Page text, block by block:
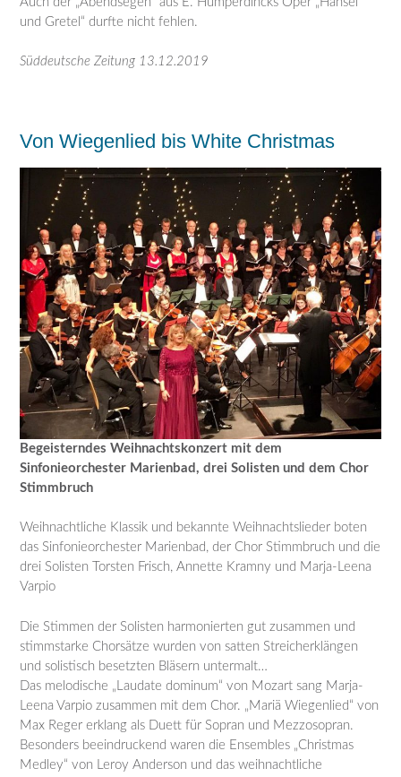
und Gretel“ durfte nicht fehlen.
Süddeutsche Zeitung 13.12.2019
Von Wiegenlied bis White Christmas
Begeisterndes Weihnachtskonzert mit dem
Sinfonieorchester Marienbad, drei Solisten und dem Chor
Stimmbruch
Weihnachtliche Klassik und bekannte Weihnachtslieder boten
das Sinfonieorchester Marienbad, der Chor Stimmbruch und die
drei Solisten Torsten Frisch, Annette Kramny und Marja-Leena
Varpio
Die Stimmen der Solisten harmonierten gut zusammen und
stimmstarke Chorsätze wurden von satten Streicherklängen
und solistisch besetzten Bläsern untermalt…
Das melodische „Laudate dominum“ von Mozart sang Marja-
Leena Varpio zusammen mit dem Chor. „Mariä Wiegenlied“ von
Max Reger erklang als Duett für Sopran und Mezzosopran.
Besonders beeindruckend waren die Ensembles „Christmas
Medley“ von Leroy Anderson und das weihnachtliche